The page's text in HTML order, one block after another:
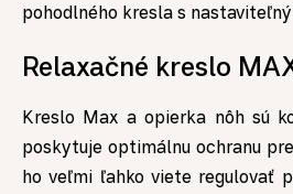
pohodlného kresla s
Relaxačné kreslo
Kreslo Max a opierka nôh sú
poskytuje optimálnu ochranu
ho veľmi ľahko viete regulovať